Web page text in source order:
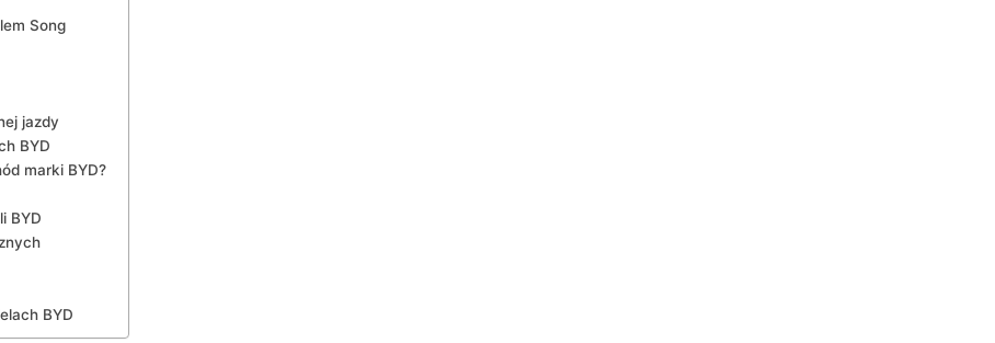
⁢Song
jazdy
BYD
marki BYD?
BYD
BYD